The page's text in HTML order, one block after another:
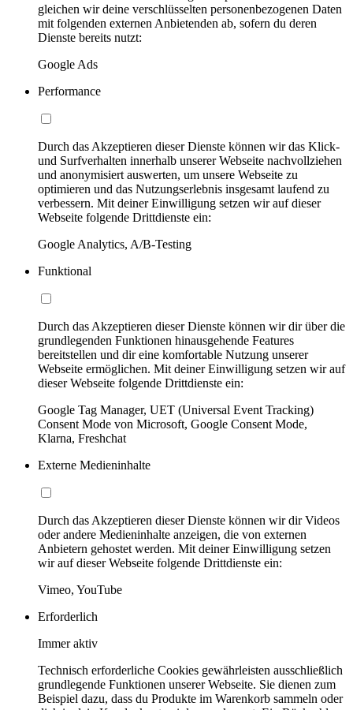
gleichen wir deine verschlüsselten personenbezogenen Daten
mit folgenden externen Anbietenden ab, sofern du deren
Dienste bereits nutzt:
Google Ads
Performance
Durch das Akzeptieren dieser Dienste können wir das Klick-
und Surfverhalten innerhalb unserer Webseite nachvollziehen
und anonymisiert auswerten, um unsere Webseite zu
optimieren und das Nutzungserlebnis insgesamt laufend zu
verbessern. Mit deiner Einwilligung setzen wir auf dieser
Webseite folgende Drittdienste ein:
Google Analytics, A/B-Testing
Funktional
Durch das Akzeptieren dieser Dienste können wir dir über die
grundlegenden Funktionen hinausgehende Features
bereitstellen und dir eine komfortable Nutzung unserer
Webseite ermöglichen. Mit deiner Einwilligung setzen wir auf
dieser Webseite folgende Drittdienste ein:
Google Tag Manager, UET (Universal Event Tracking)
Consent Mode von Microsoft, Google Consent Mode,
Klarna, Freshchat
Externe Medieninhalte
Durch das Akzeptieren dieser Dienste können wir dir Videos
oder andere Medieninhalte anzeigen, die von externen
Anbietern gehostet werden. Mit deiner Einwilligung setzen
wir auf dieser Webseite folgende Drittdienste ein:
Vimeo, YouTube
Erforderlich
Immer aktiv
Technisch erforderliche Cookies gewährleisten ausschließlich
grundlegende Funktionen unserer Webseite. Sie dienen zum
Beispiel dazu, dass du Produkte im Warenkorb sammeln oder